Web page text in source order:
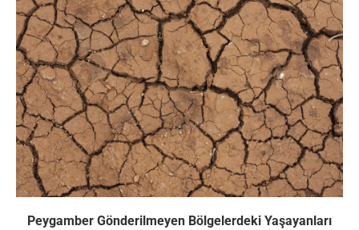
Peygamber Gönderilmeyen Bölgelerdeki Yaşayanları